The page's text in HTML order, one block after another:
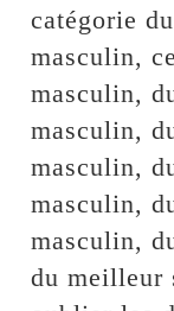
catégorie
masculin,
masculin,
masculin,
masculin,
masculin,
masculin,
du meilleur